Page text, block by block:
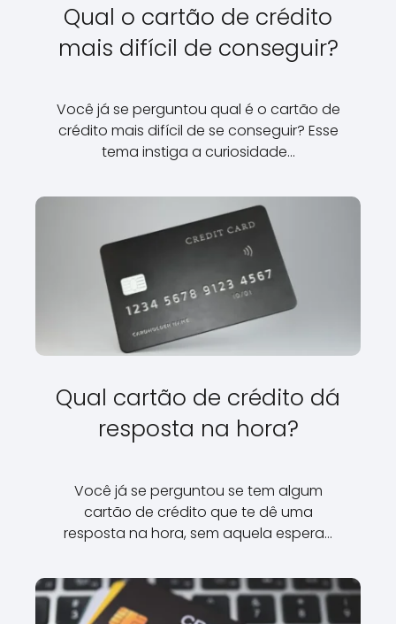
Qual o cartão de crédito
mais difícil de conseguir?
Você já se perguntou qual é o cartão de
crédito mais difícil de se conseguir? Esse
tema instiga a curiosidade…
Qual cartão de crédito dá
resposta na hora?
Você já se perguntou se tem algum
cartão de crédito que te dê uma
resposta na hora, sem aquela espera…